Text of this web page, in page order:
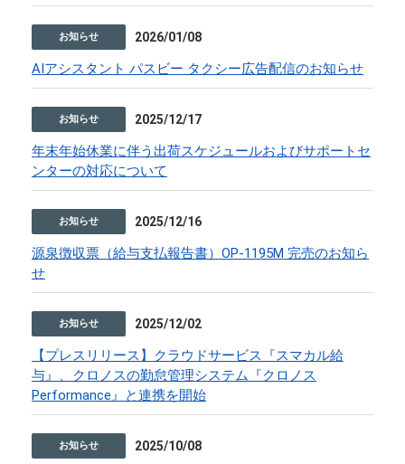
お知らせ 2026/01/08
AIアシスタント パスビー タクシー広告配信のお知らせ
お知らせ 2025/12/17
年末年始休業に伴う出荷スケジュールおよびサポートセ
ンターの対応について
お知らせ 2025/12/16
源泉徴収票（給与支払報告書）OP-1195M 完売のお知ら
せ
お知らせ 2025/12/02
【プレスリリース】クラウドサービス『スマカル給
与』、クロノスの勤怠管理システム『クロノス
Performance』と連携を開始
お知らせ 2025/10/08